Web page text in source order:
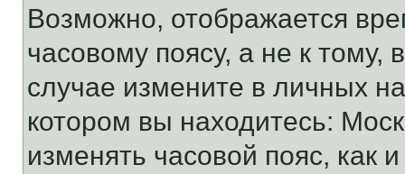
Возможно, отображается
часовому поясу, а не к тому,
случае измените в личных
котором вы находитесь:
изменять часовой пояс, как